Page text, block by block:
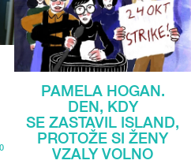
PAMELA HOGAN.
DEN, KDY
SE ZASTAVIL ISLAND,
PROTOŽE SI ŽENY
VZALY VOLNO